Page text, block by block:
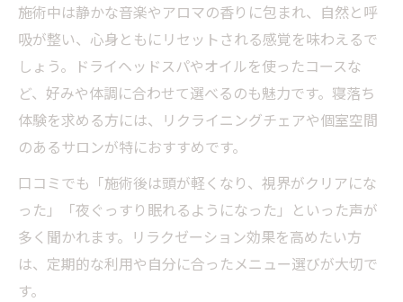
忙しい女性におすすめのヘッドスパ活用法
リラクゼーション効果を高めるヘッドスパ
選び
短時間でリフレッシュできるヘッドスパ体
頭皮洗浄ヘッドスパが美容と健康に与える効果
とは
ヘッドスパによる頭皮洗浄で美容効果を実
施術中は静かな音楽やアロマの香りに包まれ、自然と呼
吸が整い、心身ともにリセットされる感覚を味わえるで
しょう。ドライヘッドスパやオイルを使ったコースな
ど、好みや体調に合わせて選べるのも魅力です。寝落ち
体験を求める方には、リクライニングチェアや個室空間
のあるサロンが特におすすめです。
口コミでも「施術後は頭が軽くなり、視界がクリアにな
った」「夜ぐっすり眠れるようになった」といった声が
多く聞かれます。リラクゼーション効果を高めたい方
は、定期的な利用や自分に合ったメニュー選びが大切で
す。